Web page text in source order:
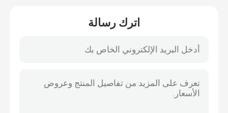
اترك رسالة